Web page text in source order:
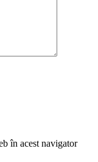
în acest navigator